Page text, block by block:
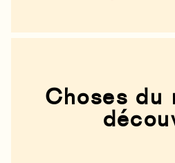
Choses du